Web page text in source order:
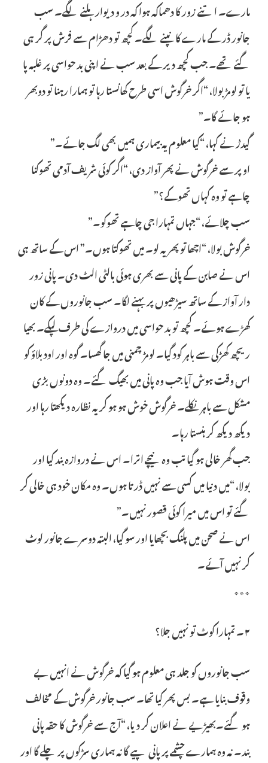
مارے۔ اتنے زور کا دھماکہ ہوا کہ در و دیوار ہلنے لگے۔ سب
جانور ڈر کے مارے کانپنے لگے۔ کچھ تو دھڑام سے فرش پر گر ہی
گئے تھے۔ جب کچھ دیر کے بعد سب نے اپنی بد حواسی پر غلبہ پا
یا تو لومڑ بولا، “اگر خرگوش اسی طرح کھانستا رہا تو ہمارا رہنا تو دوبھر
ہو جائے گا۔”
گیدڑ نے کہا، “کیا معلوم یہ بیماری ہمیں بھی لگ جائے۔”
اوپر سے خرگوش نے پھر آواز دی، “اگر کوئی شریف آدمی تھوکنا
چاہے تو وہ کہاں تھوکے؟”
سب چلائے، “جہاں تمہارا جی چاہے تھوکو۔”
خرگوش بولا، “اچھا تو پھر یہ لو۔ میں تھوکتا ہوں۔” اس کے ساتھ ہی
اس نے صابن کے پانی سے بھری ہوئی بالٹی الٹ دی۔ پانی زور
دار آواز کے ساتھ سیڑھیوں پر بہنے لگا۔ سب جانوروں کے کان
کھڑے ہوئے۔ کچھ تو بد حواسی میں دروازے کی طرف لپکے۔ بھیا
ریچھ کھڑکی سے باہر کود گیا۔ لومڑ چمنی میں جا گھسا۔ گوہ اور اودبلاؤ کو
اس وقت ہوش آیا جب وہ پانی میں بھیگ گئے۔ وہ دونوں بڑی
مشکل سے باہر نکلے۔ خرگوش خوش ہو ہو کر یہ نظارہ دیکھتا رہا اور
دیکھ دیکھ کر ہنستا رہا۔
جب گھر خالی ہو گیا تب وہ نیچے اترا۔ اس نے دروازہ بند کیا اور
بولا، “میں دنیا میں کسی سے نہیں ڈرتا ہوں۔ وہ مکان خود ہی خالی کر
گئے تو اس میں میرا کوئی قصور نہیں۔”
اس نے صحن میں پلنگ بچھایا اور سو گیا، البتہ دوسرے جانور لوٹ
کر نہیں آئے۔
٭٭٭
٢۔ تمہارا کوٹ تو نہیں جلا؟
سب جانوروں کو جلد ہی معلوم ہو گیا کہ خرگوش نے انہیں بے
وقوف بنایا ہے۔ بس پھر کیا تھا۔ سب جانور خرگوش کے مخالف
ہو گئے۔بھیڑیے نے اعلان کر دیا، “آج سے خرگوش کا حقہ پانی
بند۔ نہ وہ ہمارے چشمے پر پانی پیے گا نہ ہماری سڑکوں پر چلے گا اور